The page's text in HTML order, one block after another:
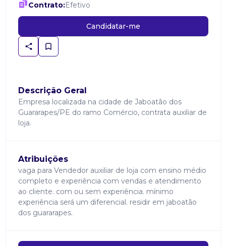
Contrato:Efetivo
Candidatar-me
Descrição Geral
Empresa localizada na cidade de Jaboatão dos
Guararapes/PE do ramo Comércio, contrata auxiliar de
loja.
Atribuições
vaga para Vendedor auxiliar de loja com ensino médio
completo e experiência com vendas e atendimento
ao cliente. com ou sem experiência. mínimo
experiência será um diferencial. residir em jaboatão
dos guararapes.